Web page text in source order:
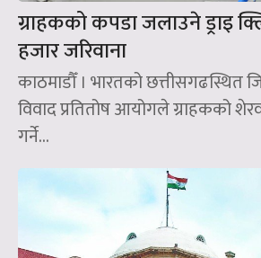
ग्राहकको कपडा जलाउने ड्राइ
हजार जरिवाना
काठमाडौँ । भारतको छत्तीसगढस्थित
विवाद प्रतितोष आयोगले ग्राहकको
गर्ने...